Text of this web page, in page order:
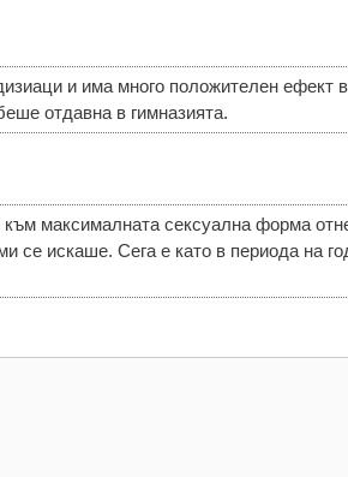
и има много положителен
отдавна в гимназията.
максималната сексуална форма
се искаше. Сега е като в периода на